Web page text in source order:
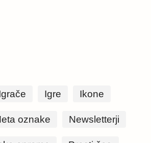
Igre Ikone
oznake Newsletterji